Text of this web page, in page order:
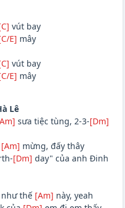
vút bay
E] mây
vút bay
E] mây
Lê
sưa tiệc tùng, 2-3-[Dm]
[Am] mừng, đấy thây
[Dm] day" của anh Đinh
thế [Am] này, yeah